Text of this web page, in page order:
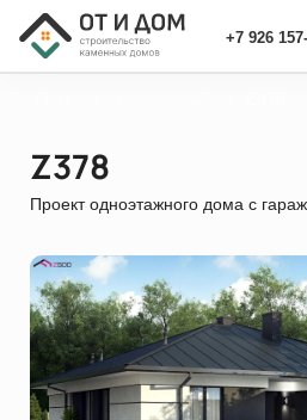
+7 926
Z378
Проект одноэтажного дома с